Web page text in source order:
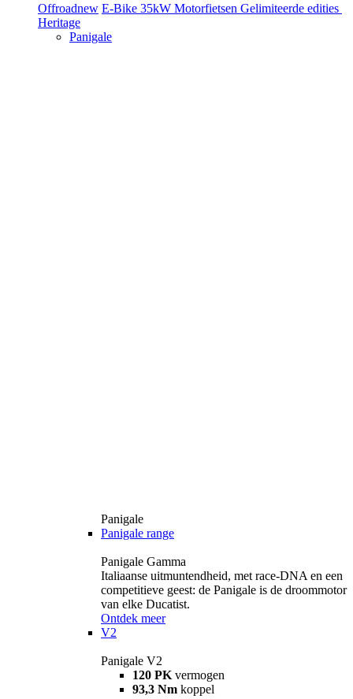
Offroadnew E-Bike 35kW Motorfietsen Gelimiteerde edities
Heritage
Panigale
Panigale
Panigale range
Panigale Gamma
Italiaanse uitmuntendheid, met race-DNA en een
competitieve geest: de Panigale is de droommotor
van elke Ducatist.
Ontdek meer
V2
Panigale V2
120 PK vermogen
93,3 Nm koppel